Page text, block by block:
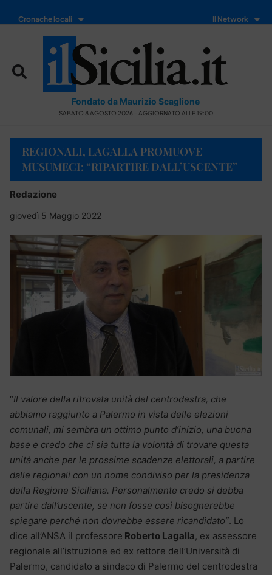
Cronache locali Il Network
Fondato da Maurizio Scaglione
SABATO 8 AGOSTO 2026 - AGGIORNATO ALLE 19:00
REGIONALI, LAGALLA PROMUOVE
MUSUMECI: “RIPARTIRE DALL’USCENTE”
Redazione
giovedì 5 Maggio 2022
“Il valore della ritrovata unità del centrodestra, che
abbiamo raggiunto a Palermo in vista delle elezioni
comunali, mi sembra un ottimo punto d’inizio, una buona
base e credo che ci sia tutta la volontà di trovare questa
unità anche per le prossime scadenze elettorali, a partire
dalle regionali con un nome condiviso per la presidenza
della Regione Siciliana. Personalmente credo si debba
partire dall’uscente, se non fosse così bisognerebbe
spiegare perché non dovrebbe essere ricandidato”. Lo
dice all’ANSA il professore Roberto Lagalla, ex assessore
regionale all’istruzione ed ex rettore dell’Università di
Palermo, candidato a sindaco di Palermo del centrodestra